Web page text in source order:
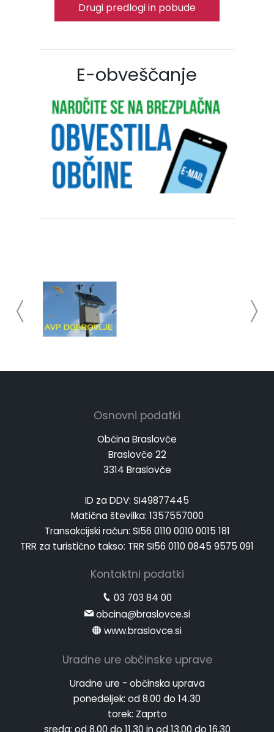
Drugi predlogi in pobude
E-obveščanje
Osnovni podatki
Občina Braslovče
Braslovče 22
3314 Braslovče
ID za DDV: SI49877445
Matična številka: 1357557000
Transakcijski račun: SI56 0110 0010 0015 181
TRR za turistično takso: TRR SI56 0110 0845 9575 091
Kontaktni podatki
03 703 84 00
obcina@braslovce.si
www.braslovce.si
Uradne ure občinske uprave
Uradne ure - občinska uprava
ponedeljek: od 8.00 do 14.30
torek: Zaprto
sreda: od 8.00 do 11.30 in od 13.00 do 16.30